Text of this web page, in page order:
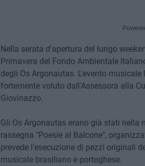
Nella serata d'apertura del lungo
Primavera del Fondo Ambientale
degli Os Argonautas. L'evento
fortemente voluto dall'Assessora alla
Giovinazzo.
Gli Os Argonautas erano già stati
rassegna "Poesie al Balcone",
prevede l'esecuzione di pezzi originali
musicale brasiliano e portoghese.